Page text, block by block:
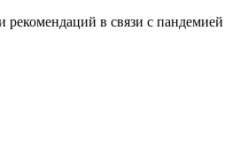
рекомендаций в связи с пандемией